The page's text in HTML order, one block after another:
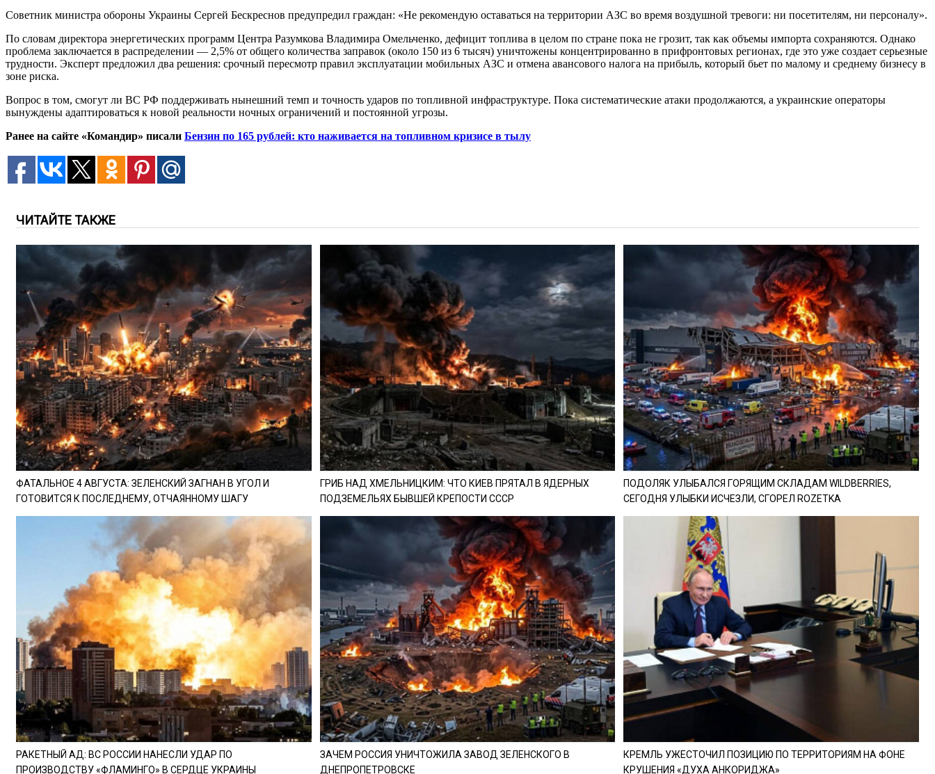
Советник министра обороны Украины Сергей Бескреснов предупредил граждан: «Не рекомендую оставаться на территории АЗС во время воздушной тревоги: ни посетителям, ни персоналу».
По словам директора энергетических программ Центра Разумкова Владимира Омельченко, дефицит топлива в целом по стране пока не грозит, так как объемы импорта сохраняются. Однако
проблема заключается в распределении — 2,5% от общего количества заправок (около 150 из 6 тысяч) уничтожены концентрированно в прифронтовых регионах, где это уже создает серьезные
трудности. Эксперт предложил два решения: срочный пересмотр правил эксплуатации мобильных АЗС и отмена авансового налога на прибыль, который бьет по малому и среднему бизнесу в
зоне риска.
Вопрос в том, смогут ли ВС РФ поддерживать нынешний темп и точность ударов по топливной инфраструктуре. Пока систематические атаки продолжаются, а украинские операторы
вынуждены адаптироваться к новой реальности ночных ограничений и постоянной угрозы.
Ранее на сайте «Командир» писали Бензин по 165 рублей: кто наживается на топливном кризисе в тылу
ЧИТАЙТЕ ТАКЖЕ
ФАТАЛЬНОЕ 4 АВГУСТА: ЗЕЛЕНСКИЙ ЗАГНАН В УГОЛ И
ГОТОВИТСЯ К ПОСЛЕДНЕМУ, ОТЧАЯННОМУ ШАГУ
ГРИБ НАД ХМЕЛЬНИЦКИМ: ЧТО КИЕВ ПРЯТАЛ В ЯДЕРНЫХ
ПОДЗЕМЕЛЬЯХ БЫВШЕЙ КРЕПОСТИ СССР
ПОДОЛЯК УЛЫБАЛСЯ ГОРЯЩИМ СКЛАДАМ WILDBERRIES,
СЕГОДНЯ УЛЫБКИ ИСЧЕЗЛИ, СГОРЕЛ ROZETKA
РАКЕТНЫЙ АД: ВС РОССИИ НАНЕСЛИ УДАР ПО
ПРОИЗВОДСТВУ «ФЛАМИНГО» В СЕРДЦЕ УКРАИНЫ
ЗАЧЕМ РОССИЯ УНИЧТОЖИЛА ЗАВОД ЗЕЛЕНСКОГО В
ДНЕПРОПЕТРОВСКЕ
КРЕМЛЬ УЖЕСТОЧИЛ ПОЗИЦИЮ ПО ТЕРРИТОРИЯМ НА ФОНЕ
КРУШЕНИЯ «ДУХА АНКОРИДЖА»